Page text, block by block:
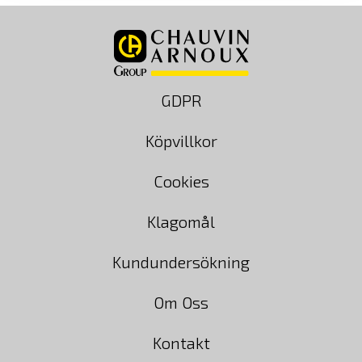
GDPR
Köpvillkor
Cookies
Klagomål
Kundundersökning
Om Oss
Kontakt